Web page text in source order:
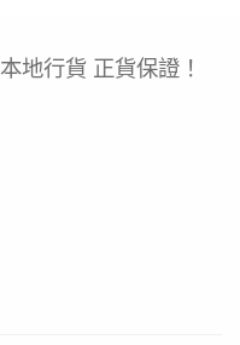
地行貨 正貨保證！